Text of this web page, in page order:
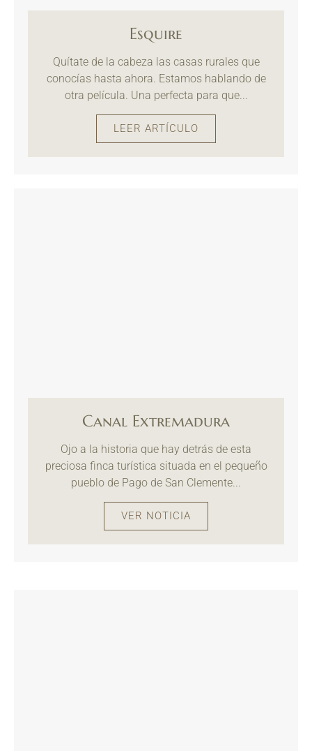
Esquire
Quítate de la cabeza las casas rurales que
conocías hasta ahora. Estamos hablando de
otra película. Una perfecta para que...
LEER ARTÍCULO
Canal Extremadura
Ojo a la historia que hay detrás de esta
preciosa finca turística situada en el pequeño
pueblo de Pago de San Clemente...
VER NOTICIA